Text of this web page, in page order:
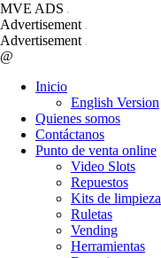
MVE ADS
Advertisement
Advertisement
@
Inicio
English Version
Quienes somos
Contáctanos
Punto de venta online
Video Slots
Repuestos
Kits de limpieza
Ruletas
Vending
Herramientas